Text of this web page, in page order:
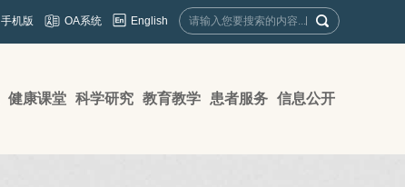
手机版 OA系统 English
健康课堂 科学研究 教育教学 患者服务 信息公开